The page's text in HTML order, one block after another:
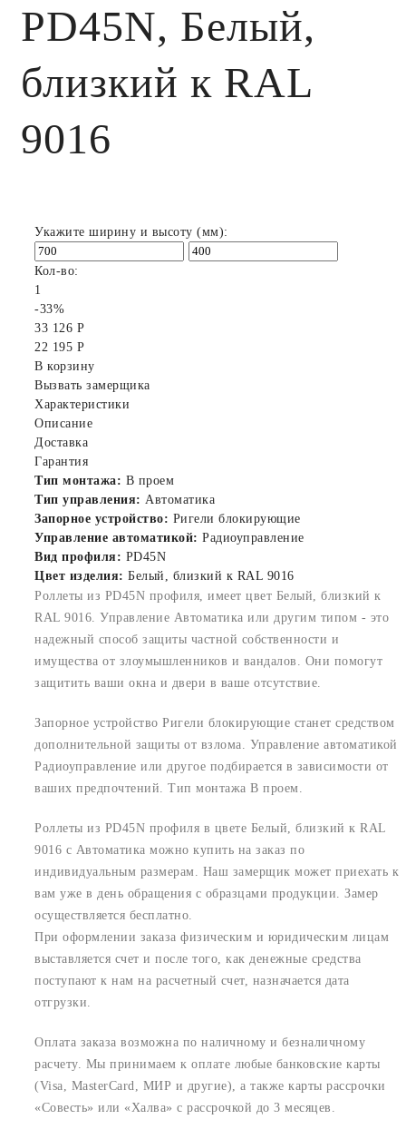
PD45N, Белый,
близкий к RAL
9016
Укажите ширину и высоту (мм):
Кол-во:
1
-33%
33 126 Р
22 195 Р
В корзину
Вызвать замерщика
Характеристики
Описание
Доставка
Гарантия
Тип монтажа: В проем
Тип управления: Автоматика
Запорное устройство: Ригели блокирующие
Управление автоматикой: Радиоуправление
Вид профиля: PD45N
Цвет изделия: Белый, близкий к RAL 9016
Роллеты из PD45N профиля, имеет цвет Белый, близкий к
RAL 9016. Управление Автоматика или другим типом - это
надежный способ защиты частной собственности и
имущества от злоумышленников и вандалов. Они помогут
защитить ваши окна и двери в ваше отсутствие.
Запорное устройство Ригели блокирующие станет средством
дополнительной защиты от взлома. Управление автоматикой
Радиоуправление или другое подбирается в зависимости от
ваших предпочтений. Тип монтажа В проем.
Роллеты из PD45N профиля в цвете Белый, близкий к RAL
9016 с Автоматика можно купить на заказ по
индивидуальным размерам. Наш замерщик может приехать к
вам уже в день обращения с образцами продукции. Замер
осуществляется бесплатно.
При оформлении заказа физическим и юридическим лицам
выставляется счет и после того, как денежные средства
поступают к нам на расчетный счет, назначается дата
отгрузки.
Оплата заказа возможна по наличному и безналичному
расчету. Мы принимаем к оплате любые банковские карты
(Visa, MasterCard, МИР и другие), а также карты рассрочки
«Совесть» или «Халва» с рассрочкой до 3 месяцев.